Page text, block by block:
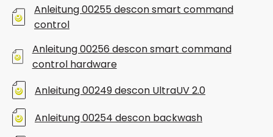
Anleitung 00255 descon smart command
control
Anleitung 00256 descon smart command
control hardware
Anleitung 00249 descon UltraUV 2.0
Anleitung 00254 descon backwash